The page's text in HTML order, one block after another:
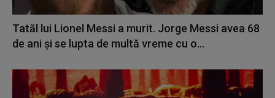
Tatăl lui Lionel Messi a murit. Jorge Messi avea 68
de ani și se lupta de multă vreme cu o...